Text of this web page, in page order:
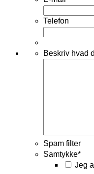
Telefon
Beskriv hvad
Spam filter
Samtykke*
Jeg